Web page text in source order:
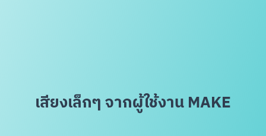
เสียงเล็กๆ จากผู้ใช้งาน MAKE